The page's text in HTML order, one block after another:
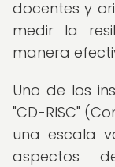
docentes y
medir la
manera
Uno de los
"CD-RISC"
una escala
aspectos